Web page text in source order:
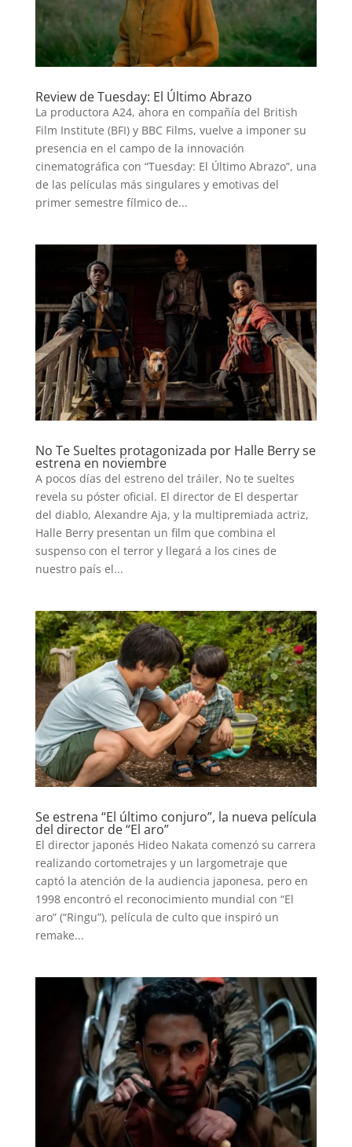
INICIO
PELICULAS
SERIES
Review de Tuesday: El Último Abrazo
La productora A24, ahora en compañía del British
Film Institute (BFI) y BBC Films, vuelve a imponer su
presencia en el campo de la innovación
cinematográfica con “Tuesday: El Último Abrazo”, una
de las películas más singulares y emotivas del
primer semestre fílmico de...
No Te Sueltes protagonizada por Halle Berry se
estrena en noviembre
A pocos días del estreno del tráiler, No te sueltes
revela su póster oficial. El director de El despertar
del diablo, Alexandre Aja, y la multipremiada actriz,
Halle Berry presentan un film que combina el
suspenso con el terror y llegará a los cines de
nuestro país el...
Se estrena “El último conjuro”, la nueva película
del director de “El aro”
El director japonés Hideo Nakata comenzó su carrera
realizando cortometrajes y un largometraje que
captó la atención de la audiencia japonesa, pero en
1998 encontró el reconocimiento mundial con “El
aro” (“Ringu”), película de culto que inspiró un
remake...